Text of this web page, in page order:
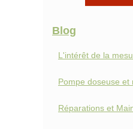
Blog
L'intérêt de la
Pompe doseuse et
Réparations et